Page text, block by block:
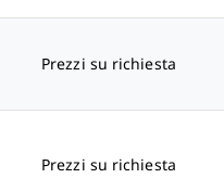
Prezzi su richiesta
Prezzi su richiesta